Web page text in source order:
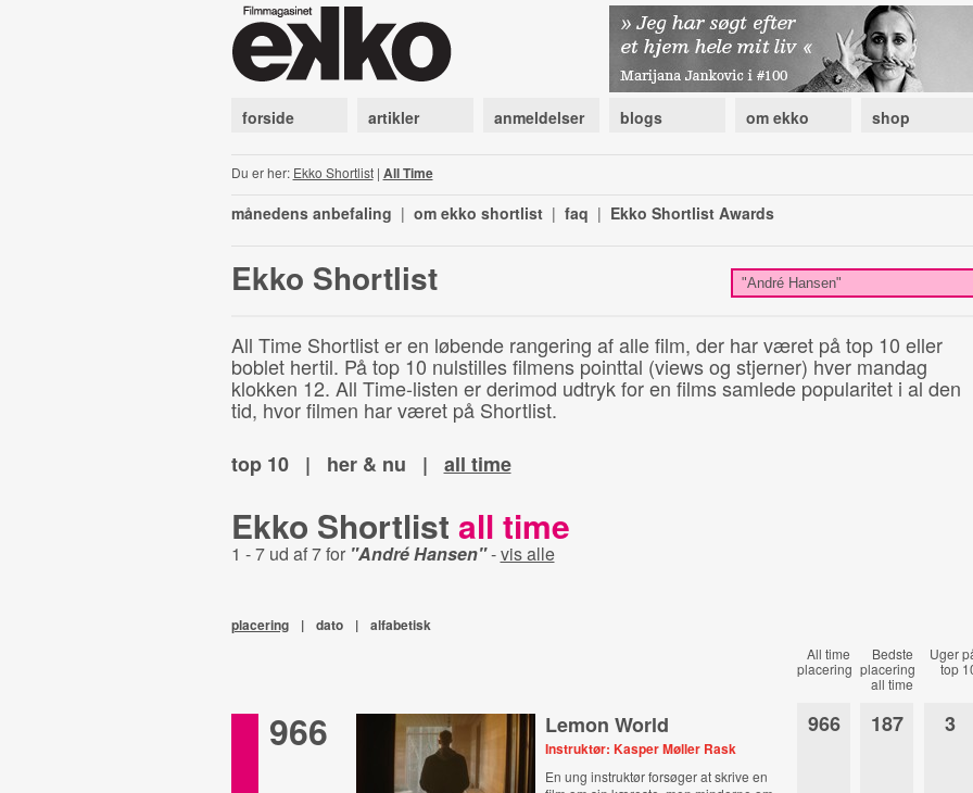
forside artikler anmeldelser blogs om ekko shop
Du er her: Ekko Shortlist| All Time
månedens anbefaling | om ekko shortlist | faq | Ekko Shortlist Awards
Ekko Shortlist
All Time Shortlist er en løbende rangering af alle film, der har været på top 10 eller
boblet hertil. På top 10 nulstilles filmens pointtal (views og stjerner) hver mandag
klokken 12. All Time-listen er derimod udtryk for en films samlede popularitet i al den
tid, hvor filmen har været på Shortlist.
top 10
| her & nu | all time
Ekko Shortlist all time
1 - 7 ud af 7 for "André Hansen"-vis alle
placering | dato | alfabetisk
All time
placering
Bedste
placering
all time
Uger
top
966 Lemon World
Instruktør: Kasper Møller Rask
En ung instruktør forsøger at skrive en
966 187 3